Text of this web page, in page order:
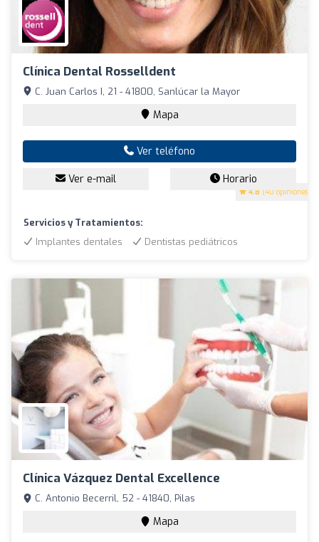
Clínica Dental Rosselldent
4.8 (40 opiniones)
C. Juan Carlos I, 21 - 41800, Sanlúcar la Mayor
Mapa
Ver teléfono
Ver e-mail Horario
Servicios y Tratamientos:
Implantes dentales
Dentistas pediátricos
Clínica Vázquez Dental Excellence
C. Antonio Becerril, 52 - 41840, Pilas
Mapa